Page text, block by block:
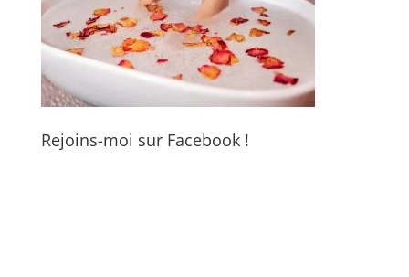
Rejoins-moi sur Facebook !